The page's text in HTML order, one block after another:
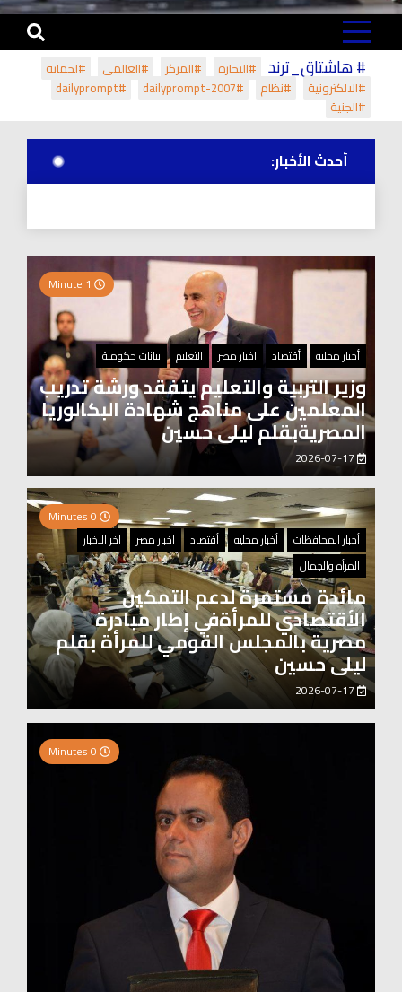
# هاشتاق_ترند #التجارة #المركز #العالمي
#لحماية
#الالكترونية
#نظام #dailyprompt-2007
#dailyprompt
#الجنية
أحدث الأخبار:
أخبار محليه أقتصاد اخبار مصر التعليم بيانات حكومية
وزير التربية والتعليم يتفقد ورشة تدريب
المعلمين على مناهج شهادة البكالوريا
المصريةبقلم ليلى حسين
أخبار المحافظات
أخبار محليه أقتصاد اخبار مصر
اخر الاخبار
المرأه والجمال
مائدة مستمرة لدعم التمكين
الأقتصادي للمرأةفي إطار مبادرة
مصرية بالمجلس القومي للمرأة بقلم
ليلى حسين
2026-07-17